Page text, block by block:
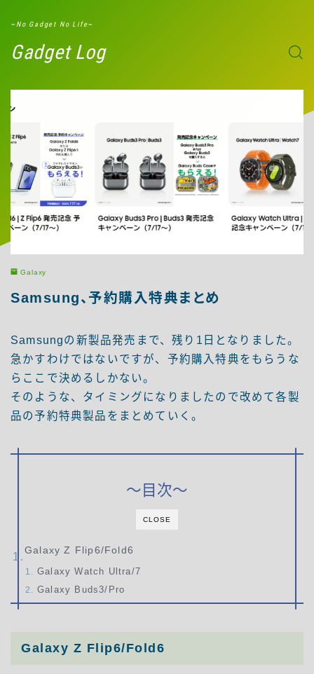
Gadget Log
~No Gadget No Life~
Galaxy
Samsung、予約購入特典まとめ
Samsungの新製品発売まで、残り1日となりました。
急かすわけではないですが、予約購入特典をもらうな
らここで決めるしかない。
そのような、タイミングになりましたので改めて各製
品の予約特典製品をまとめていく。
CLOSE
～目次～
Galaxy Z Flip6/Fold6
Galaxy Watch Ultra/7
Galaxy Buds3/Pro
Galaxy Z Flip6/Fold6